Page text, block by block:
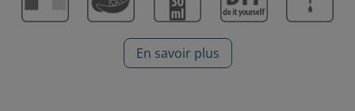
En savoir plus